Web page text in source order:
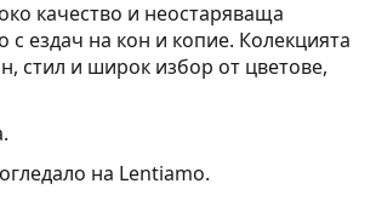
качество и неостаряваща
с ездач на кон и копие. Колекцията
стил и широк избор от цветове,
на Lentiamo.